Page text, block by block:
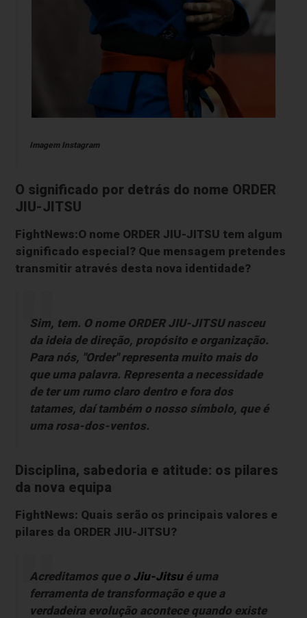
Imagem Instagram
O significado por detrás do nome ORDER
JIU-JITSU
FightNews:O nome ORDER JIU-JITSU tem algum
significado especial? Que mensagem pretendes
transmitir através desta nova identidade?
Sim, tem. O nome ORDER JIU-JITSU nasceu
da ideia de direção, propósito e organização.
Para nós, "Order" representa muito mais do
que uma palavra. Representa a necessidade
de ter um rumo claro dentro e fora dos
tatames, daí também o nosso símbolo, que é
uma rosa-dos-ventos.
Disciplina, sabedoria e atitude: os pilares
da nova equipa
FightNews: Quais serão os principais valores e
pilares da ORDER JIU-JITSU?
Acreditamos que o Jiu-Jitsué uma
ferramenta de transformação e que a
verdadeira evolução acontece quando existe